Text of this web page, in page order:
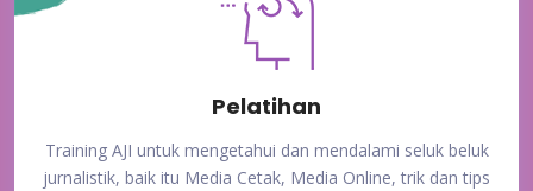
Pelatihan
Training AJI untuk mengetahui dan mendalami seluk beluk
jurnalistik, baik itu Media Cetak, Media Online, trik dan tips